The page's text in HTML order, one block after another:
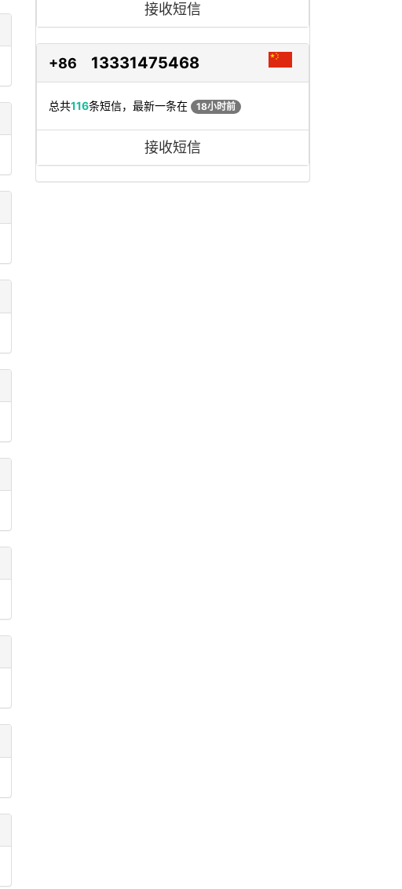
接收短信
+86 13331475468
总共116条短信，最新一条在 18小时前
接收短信